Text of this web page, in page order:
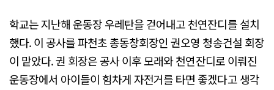
학교는 지난해 운동장 우레탄을 걷어내고 천연잔디를 설치
했다. 이 공사를 파천초 총동창회장인 권오영 청송건설 회장
이 맡았다. 권 회장은 공사 이후 모래와 천연잔디로 이뤄진
운동장에서 아이들이 힘차게 자전거를 타면 좋겠다고 생각